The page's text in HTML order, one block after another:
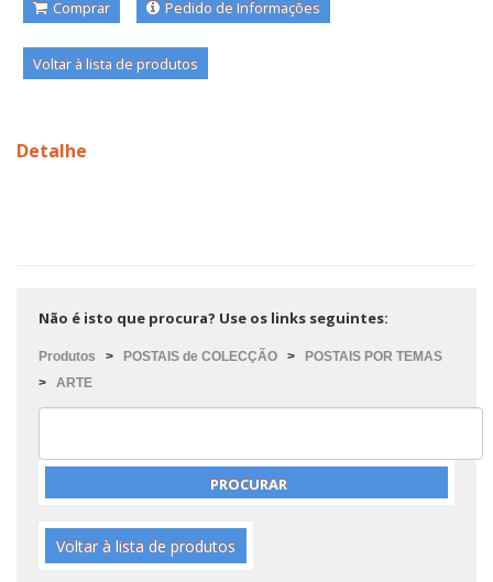
Comprar Pedido de Informações
Voltar à lista de produtos
Detalhe
Não é isto que procura? Use os links seguintes:
Produtos > POSTAIS de COLECÇÃO > POSTAIS POR TEMAS
> ARTE
Voltar à lista de produtos